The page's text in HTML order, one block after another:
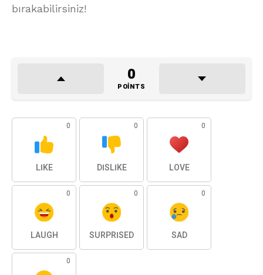
bırakabilirsiniz!
0
POINTS
0
LIKE
0
DISLIKE
0
LOVE
0
LAUGH
0
SURPRISED
0
SAD
0